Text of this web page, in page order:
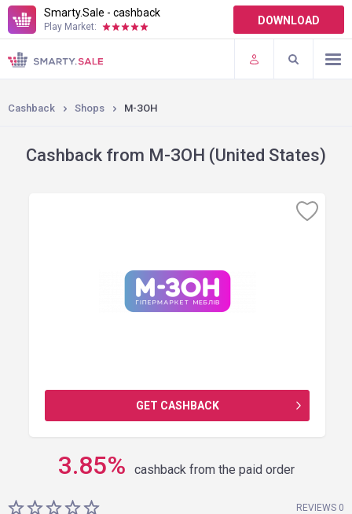
Smarty.Sale - cashback
Play Market: DOWNLOAD
TERMS OF USE
PLUGINS
Cashback Shops М-ЗОН
Cashback from М-ЗОН (United States)
GET CASHBACK
3.85% cashback from the paid order
REVIEWS 0